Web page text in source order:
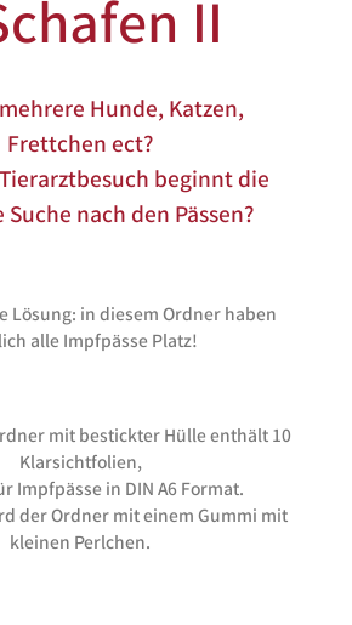
II
Hunde, Katzen,
Frettchen ect?
beginnt die
nach den Pässen?
Lösung: in diesem Ordner haben
alle Impfpässe Platz!
mit bestickter Hülle enthält 10
Klarsichtfolien,
Impfpässe in DIN A6 Format.
der Ordner mit einem Gummi mit
kleinen Perlchen.